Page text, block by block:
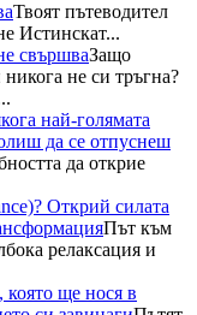
Твоят пътеводител
Истинскат...
свършваЗащо
не си тръгна?
най-голямата
да се отпуснеш
да открие
Открий силата
Път към
релаксация и
която ще нося в